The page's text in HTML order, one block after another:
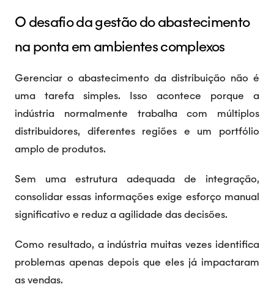
O desafio da gestão do abastecimento
na ponta em ambientes complexos
Gerenciar o abastecimento da distribuição não é
uma tarefa simples. Isso acontece porque a
indústria normalmente trabalha com múltiplos
distribuidores, diferentes regiões e um portfólio
amplo de produtos.
Sem uma estrutura adequada de integração,
consolidar essas informações exige esforço manual
significativo e reduz a agilidade das decisões.
Como resultado, a indústria muitas vezes identifica
problemas apenas depois que eles já impactaram
as vendas.